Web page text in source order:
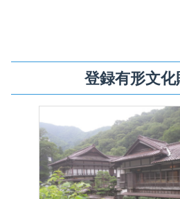
登録有形文化